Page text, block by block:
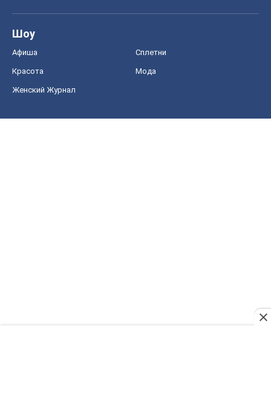
Шоу
Афиша Сплетни
Красота Мода
Женский Журнал